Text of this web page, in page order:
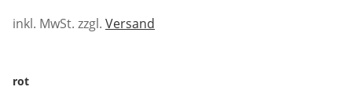
inkl. MwSt. zzgl. Versand
rot